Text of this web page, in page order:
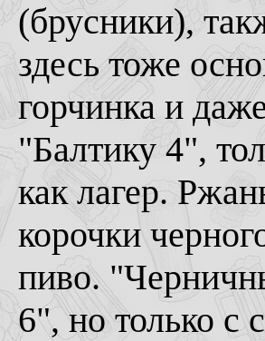
(брусники),
здесь тоже
горчинка и
"Балтику 4",
как лагер.
корочки
пиво.
6", но только с